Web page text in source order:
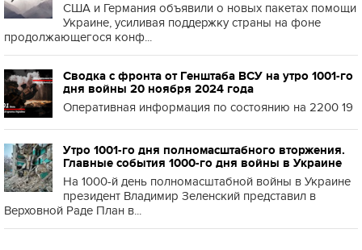
США и Германия объявили о новых пакетах помощи
Украине, усиливая поддержку страны на фоне
продолжающегося конф...
Сводка с фронта от Генштаба ВСУ на утро 1001-го
дня войны 20 ноября 2024 года
Оперативная информация по состоянию на 2200 19
Утро 1001-го дня полномасштабного вторжения.
Главные события 1000-го дня войны в Украине
На 1000-й день полномасштабной войны в Украине
президент Владимир Зеленский представил в
Верховной Раде План в...